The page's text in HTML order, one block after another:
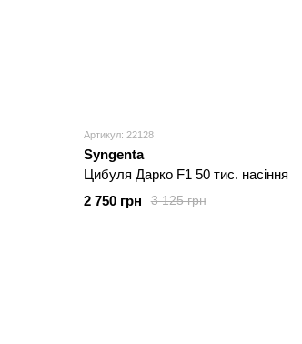
Артикул: 22128
Syngenta
Цибуля Дарко F1 50 тис. насіння
3 125 грн
2 750 грн